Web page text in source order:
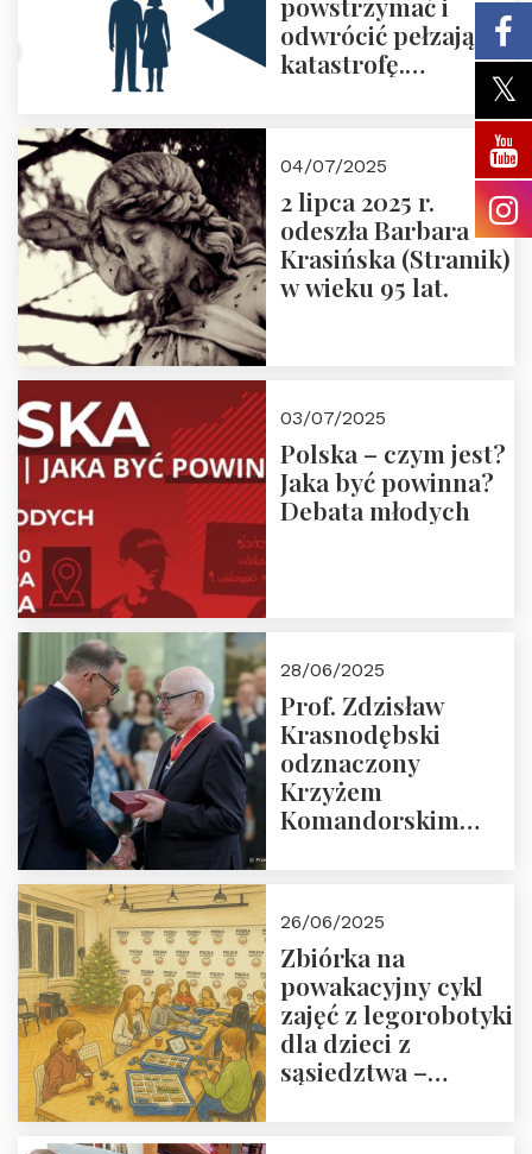
odwrócić pełzającą
katastrofę.
pierwsze spotkanie
Nowego
Ćwierćwiecza”
04/07/2025
2 lipca 2025 r.
odeszła Barbara
Krasińska (Stramik)
w wieku 95 lat.
03/07/2025
Polska – czym jest?
Jaka być powinna?
Debata młodych
28/06/2025
Prof. Zdzisław
Krasnodębski
odznaczony
Krzyżem
Komandorskim
26/06/2025
Zbiórka na
powakacyjny cykl
zajęć z legorobotyki
dla dzieci z
sąsiedztwa –